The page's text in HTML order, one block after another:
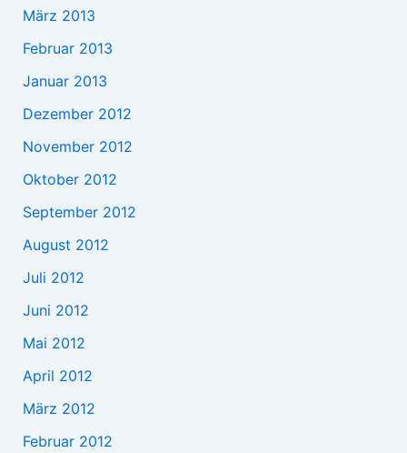
März 2013
Februar 2013
Januar 2013
Dezember 2012
November 2012
Oktober 2012
September 2012
August 2012
Juli 2012
Juni 2012
Mai 2012
April 2012
März 2012
Februar 2012